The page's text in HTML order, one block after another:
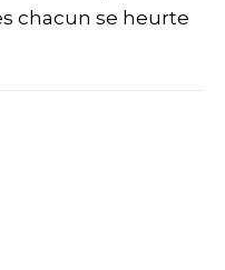
chacun se heurte